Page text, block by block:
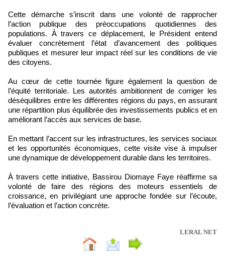
Cette démarche s’inscrit dans une volonté de rapprocher
l’action publique des préoccupations quotidiennes des
populations. À travers ce déplacement, le Président entend
évaluer concrètement l’état d’avancement des politiques
publiques et mesurer leur impact réel sur les conditions de vie
des citoyens.
Au cœur de cette tournée figure également la question de
l’équité territoriale. Les autorités ambitionnent de corriger les
déséquilibres entre les différentes régions du pays, en assurant
une répartition plus équilibrée des investissements publics et en
améliorant l’accès aux services de base.
En mettant l’accent sur les infrastructures, les services sociaux
et les opportunités économiques, cette visite vise à impulser
une dynamique de développement durable dans les territoires.
À travers cette initiative, Bassirou Diomaye Faye réaffirme sa
volonté de faire des régions des moteurs essentiels de
croissance, en privilégiant une approche fondée sur l’écoute,
l’évaluation et l’action concrète.
LERAL NET